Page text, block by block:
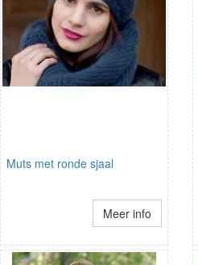
Muts met ronde sjaal
Meer info